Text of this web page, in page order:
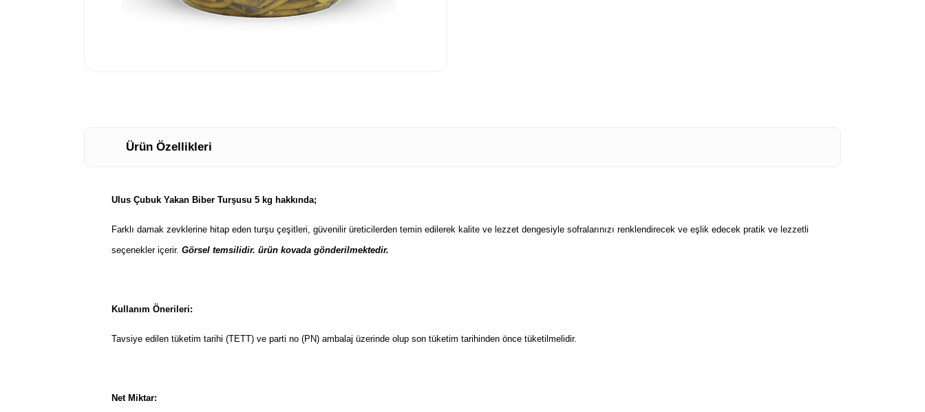
Ürün Özellikleri
Ulus Çubuk Yakan Biber Turşusu 5 kg hakkında;
Farklı damak zevklerine hitap eden turşu çeşitleri, güvenilir üreticilerden temin edilerek kalite ve lezzet dengesiyle sofralarınızı renklendirecek ve eşlik edecek pratik ve lezzetli
seçenekler içerir. Görsel temsilidir. ürün kovada gönderilmektedir.
Kullanım Önerileri:
Tavsiye edilen tüketim tarihi (TETT) ve parti no (PN) ambalaj üzerinde olup son tüketim tarihinden önce tüketilmelidir.
Net Miktar: